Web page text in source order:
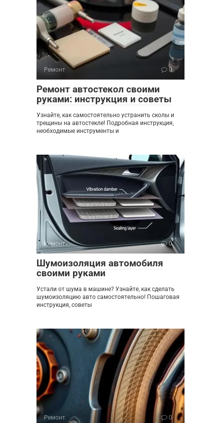
Ремонт 0
Ремонт автостекол своими
руками: инструкция и советы
Узнайте, как самостоятельно устранить сколы и
трещины на автостекле! Подробная инструкция,
необходимые инструменты и
Ремонт 0
Шумоизоляция автомобиля
своими руками
Устали от шума в машине? Узнайте, как сделать
шумоизоляцию авто самостоятельно! Пошаговая
инструкция, советы
Ремонт 0